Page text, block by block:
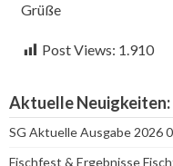
Grüße
Post Views: 1.910
Aktuelle Neuigkeiten:
SG Aktuelle Ausgabe 2026
Fischfest & Ergebnisse